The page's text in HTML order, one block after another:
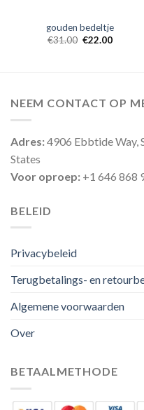
gouden bedeltje
€31.00 €22.00
NEEM CONTACT OP
Adres:4906 Ebbtide Way,
States
Voor oproep: +1 646 868
BELEID
Privacybeleid
Terugbetalings- en
Algemene voorwaarden
Over
BETAALMETHODE